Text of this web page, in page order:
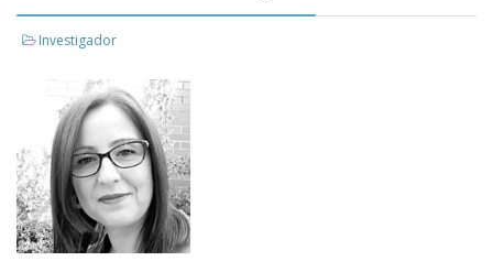
Investigador